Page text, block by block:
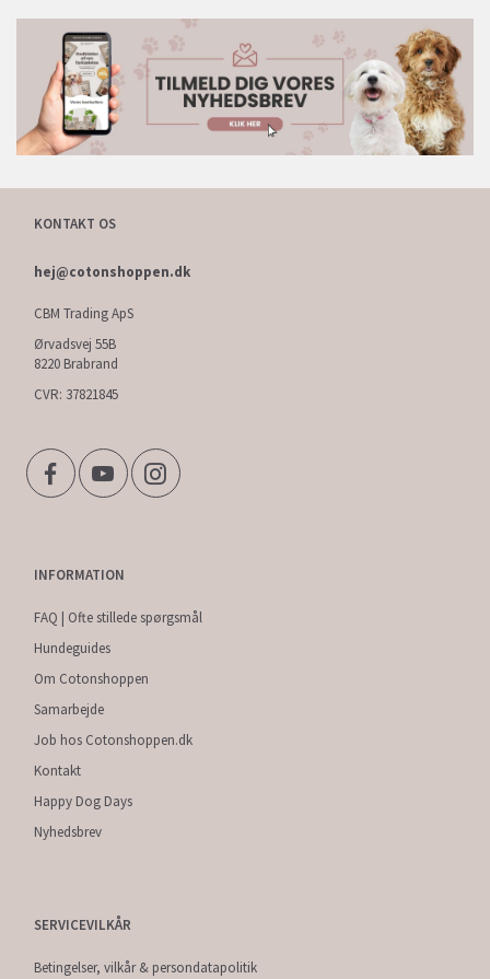
KONTAKT OS
hej@cotonshoppen.dk
CBM Trading ApS
Ørvadsvej 55B
8220 Brabrand
CVR: 37821845
INFORMATION
FAQ | Ofte stillede spørgsmål
Hundeguides
Om Cotonshoppen
Samarbejde
Job hos Cotonshoppen.dk
Kontakt
Happy Dog Days
Nyhedsbrev
SERVICEVILKÅR
Betingelser, vilkår & persondatapolitik